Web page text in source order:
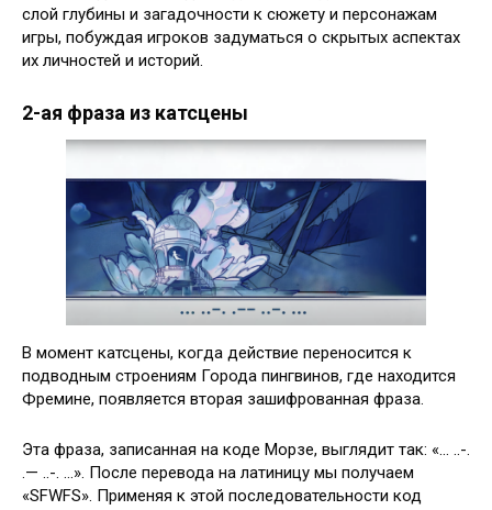
слой глубины и загадочности к сюжету и персонажам
игры, побуждая игроков задуматься о скрытых аспектах
их личностей и историй.
2-ая фраза из катсцены
В момент катсцены, когда действие переносится к
подводным строениям Города пингвинов, где находится
Фремине, появляется вторая зашифрованная фраза.
Эта фраза, записанная на коде Морзе, выглядит так: «… ..-.
.— ..-. …». После перевода на латиницу мы получаем
«SFWFS». Применяя к этой последовательности код